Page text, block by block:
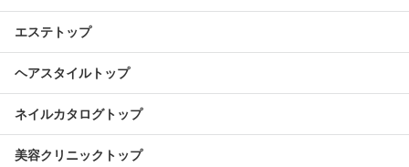
エステトップ
ヘアスタイルトップ
ネイルカタログトップ
美容クリニックトップ